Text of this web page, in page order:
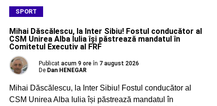
SPORT
Mihai Dăscălescu, la Inter Sibiu! Fostul conducător al
CSM Unirea Alba Iulia își păstrează mandatul în
Comitetul Executiv al FRF
Publicat acum 9 ore în 7 august 2026
De Dan HENEGAR
Mihai Dăscălescu, la Inter Sibiu! Fostul conducător al
CSM Unirea Alba Iulia își păstrează mandatul în